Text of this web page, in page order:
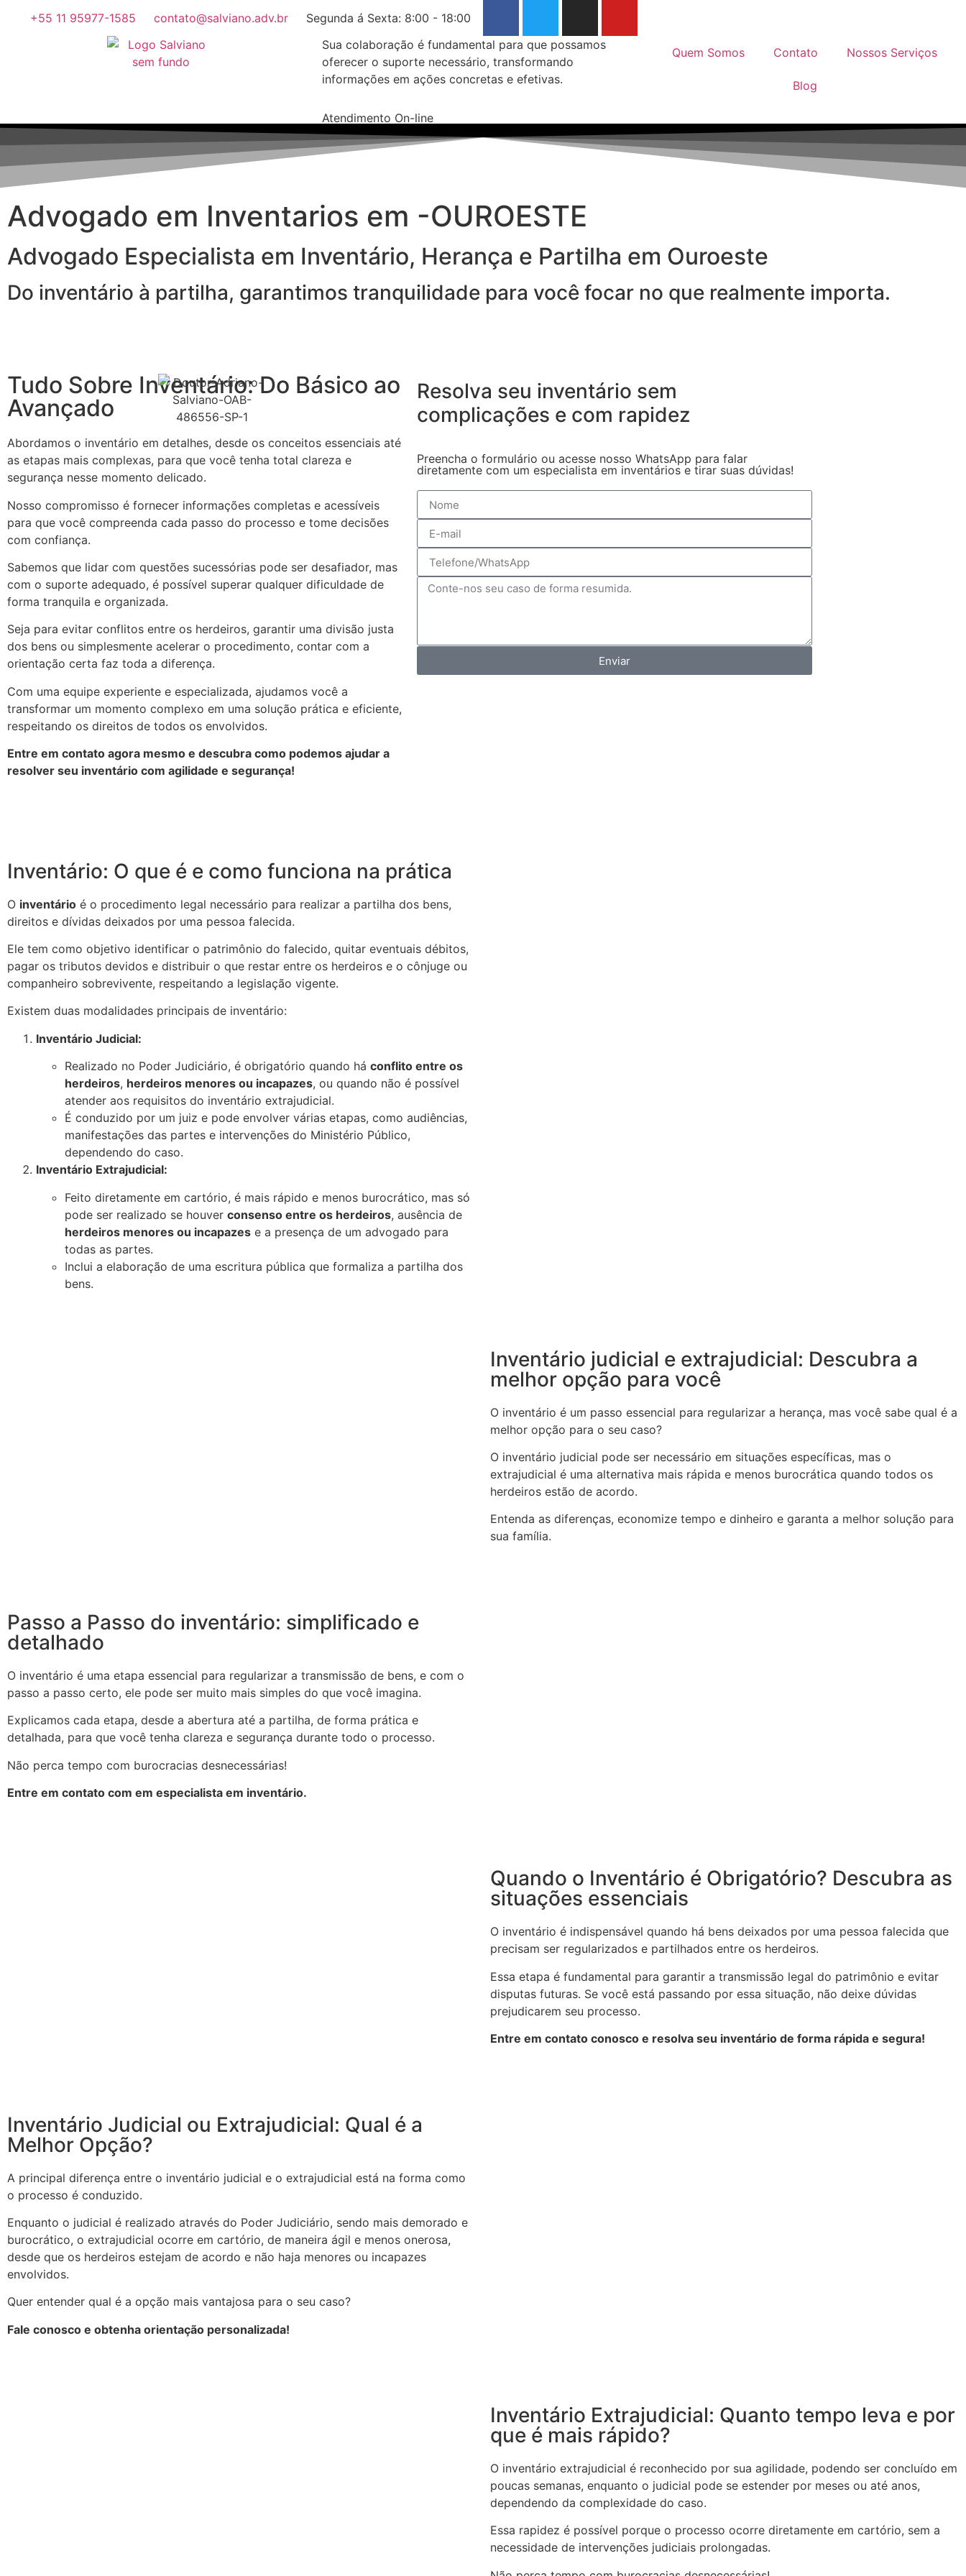
+55 11 95977-1585 contato@salviano.adv.br
Segunda á Sexta: 8:00 - 18:00
Sua colaboração é fundamental para que possamos
oferecer o suporte necessário, transformando
informações em ações concretas e efetivas.
Atendimento On-line
Quem Somos Contato Nossos Serviços
Blog
Advogado em Inventarios em -OUROESTE
Advogado Especialista em Inventário, Herança e Partilha em Ouroeste
Do inventário à partilha, garantimos tranquilidade para você focar no que realmente importa.
Tudo Sobre Inventário: Do Básico ao
Avançado
Abordamos o inventário em detalhes, desde os conceitos essenciais até
as etapas mais complexas, para que você tenha total clareza e
segurança nesse momento delicado.
Nosso compromisso é fornecer informações completas e acessíveis
para que você compreenda cada passo do processo e tome decisões
com confiança.
Sabemos que lidar com questões sucessórias pode ser desafiador, mas
com o suporte adequado, é possível superar qualquer dificuldade de
forma tranquila e organizada.
Seja para evitar conflitos entre os herdeiros, garantir uma divisão justa
dos bens ou simplesmente acelerar o procedimento, contar com a
orientação certa faz toda a diferença.
Com uma equipe experiente e especializada, ajudamos você a
transformar um momento complexo em uma solução prática e eficiente,
respeitando os direitos de todos os envolvidos.
Entre em contato agora mesmo e descubra como podemos ajudar a
resolver seu inventário com agilidade e segurança!
Resolva seu inventário sem
complicações e com rapidez
Preencha o formulário ou acesse nosso WhatsApp para falar
diretamente com um especialista em inventários e tirar suas dúvidas!
Enviar
Inventário: O que é e como funciona na prática
O inventário é o procedimento legal necessário para realizar a partilha dos bens,
direitos e dívidas deixados por uma pessoa falecida.
Ele tem como objetivo identificar o patrimônio do falecido, quitar eventuais débitos,
pagar os tributos devidos e distribuir o que restar entre os herdeiros e o cônjuge ou
companheiro sobrevivente, respeitando a legislação vigente.
Existem duas modalidades principais de inventário:
Inventário Judicial:
Realizado no Poder Judiciário, é obrigatório quando há conflito entre os
herdeiros, herdeiros menores ou incapazes, ou quando não é possível
atender aos requisitos do inventário extrajudicial.
É conduzido por um juiz e pode envolver várias etapas, como audiências,
manifestações das partes e intervenções do Ministério Público,
dependendo do caso.
Inventário Extrajudicial:
Feito diretamente em cartório, é mais rápido e menos burocrático, mas só
pode ser realizado se houver consenso entre os herdeiros, ausência de
herdeiros menores ou incapazes e a presença de um advogado para
todas as partes.
Inclui a elaboração de uma escritura pública que formaliza a partilha dos
bens.
Inventário judicial e extrajudicial: Descubra a
melhor opção para você
O inventário é um passo essencial para regularizar a herança, mas você sabe qual é a
melhor opção para o seu caso?
O inventário judicial pode ser necessário em situações específicas, mas o
extrajudicial é uma alternativa mais rápida e menos burocrática quando todos os
herdeiros estão de acordo.
Entenda as diferenças, economize tempo e dinheiro e garanta a melhor solução para
sua família.
Passo a Passo do inventário: simplificado e
detalhado
O inventário é uma etapa essencial para regularizar a transmissão de bens, e com o
passo a passo certo, ele pode ser muito mais simples do que você imagina.
Explicamos cada etapa, desde a abertura até a partilha, de forma prática e
detalhada, para que você tenha clareza e segurança durante todo o processo.
Não perca tempo com burocracias desnecessárias!
Entre em contato com em especialista em inventário.
Quando o Inventário é Obrigatório? Descubra as
situações essenciais
O inventário é indispensável quando há bens deixados por uma pessoa falecida que
precisam ser regularizados e partilhados entre os herdeiros.
Essa etapa é fundamental para garantir a transmissão legal do patrimônio e evitar
disputas futuras. Se você está passando por essa situação, não deixe dúvidas
prejudicarem seu processo.
Entre em contato conosco e resolva seu inventário de forma rápida e segura!
Inventário Judicial ou Extrajudicial: Qual é a
Melhor Opção?
A principal diferença entre o inventário judicial e o extrajudicial está na forma como
o processo é conduzido.
Enquanto o judicial é realizado através do Poder Judiciário, sendo mais demorado e
burocrático, o extrajudicial ocorre em cartório, de maneira ágil e menos onerosa,
desde que os herdeiros estejam de acordo e não haja menores ou incapazes
envolvidos.
Quer entender qual é a opção mais vantajosa para o seu caso?
Fale conosco e obtenha orientação personalizada!
Inventário Extrajudicial: Quanto tempo leva e por
que é mais rápido?
O inventário extrajudicial é reconhecido por sua agilidade, podendo ser concluído em
poucas semanas, enquanto o judicial pode se estender por meses ou até anos,
dependendo da complexidade do caso.
Essa rapidez é possível porque o processo ocorre diretamente em cartório, sem a
necessidade de intervenções judiciais prolongadas.